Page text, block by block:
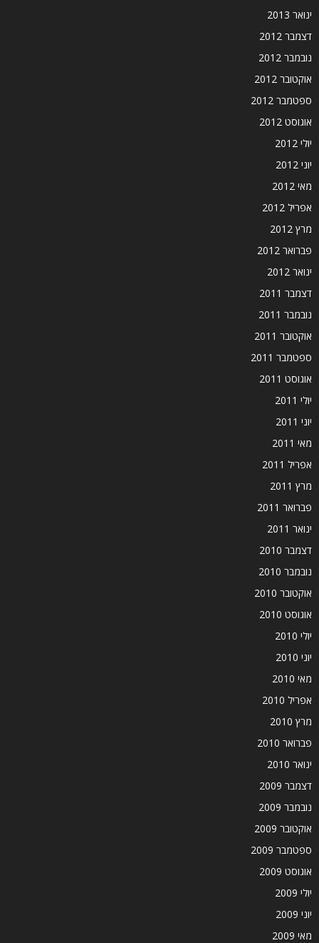
ינואר 2013
דצמבר 2012
נובמבר 2012
אוקטובר 2012
ספטמבר 2012
אוגוסט 2012
יולי 2012
יוני 2012
מאי 2012
אפריל 2012
מרץ 2012
פברואר 2012
ינואר 2012
דצמבר 2011
נובמבר 2011
אוקטובר 2011
ספטמבר 2011
אוגוסט 2011
יולי 2011
יוני 2011
מאי 2011
אפריל 2011
מרץ 2011
פברואר 2011
ינואר 2011
דצמבר 2010
נובמבר 2010
אוקטובר 2010
אוגוסט 2010
יולי 2010
יוני 2010
מאי 2010
אפריל 2010
מרץ 2010
פברואר 2010
ינואר 2010
דצמבר 2009
נובמבר 2009
אוקטובר 2009
ספטמבר 2009
אוגוסט 2009
יולי 2009
יוני 2009
מאי 2009